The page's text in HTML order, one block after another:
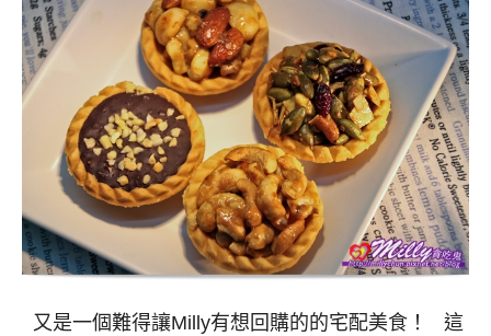
又是一個難得讓Milly有想回購的的宅配美食！ 這